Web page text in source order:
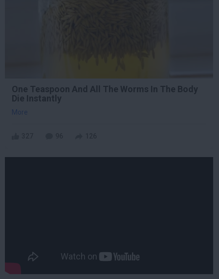
One Teaspoon And All The Worms In The Body
Die Instantly
More